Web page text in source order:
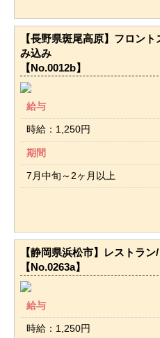
【長野県斑尾高原】フロン
み込み
【No.0012b】
給与
時給：1,250円
期間
7月中旬～2ヶ月以上
【静岡県浜松市】レストラ
【No.0263a】
給与
時給：1,250円